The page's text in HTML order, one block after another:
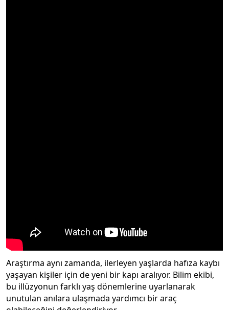
Araştırma aynı zamanda, ilerleyen yaşlarda hafıza kaybı
yaşayan kişiler için de yeni bir kapı aralıyor. Bilim ekibi,
bu illüzyonun farklı yaş dönemlerine uyarlanarak
unutulan anılara ulaşmada yardımcı bir araç